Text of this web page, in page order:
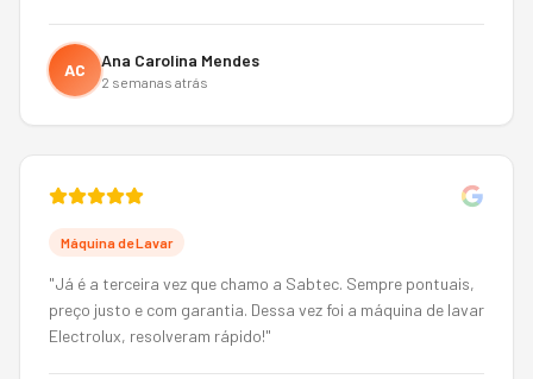
AC Ana Carolina Mendes
2 semanas atrás
Máquina de Lavar
"Já é a terceira vez que chamo a Sabtec. Sempre pontuais,
preço justo e com garantia. Dessa vez foi a máquina de lavar
Electrolux, resolveram rápido!"